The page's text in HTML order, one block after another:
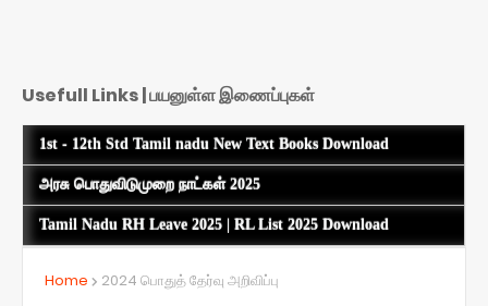
Usefull Links | பயனுள்ள இணைப்புகள்
1st - 12th Std Tamil nadu New Text Books Download
அரசு பொதுவிடுமுறை நாட்கள் 2025
Tamil Nadu RH Leave 2025 | RL List 2025 Download
Home 2024 பொதுத் தேர்வு அறிவிப்பு